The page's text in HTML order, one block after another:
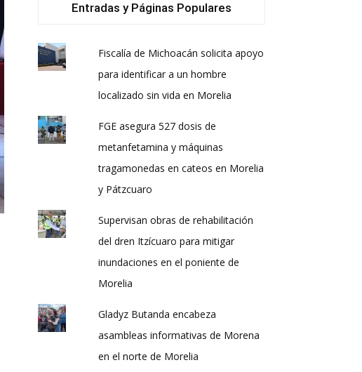
Entradas y Páginas Populares
Fiscalía de Michoacán solicita apoyo
para identificar a un hombre
localizado sin vida en Morelia
FGE asegura 527 dosis de
metanfetamina y máquinas
tragamonedas en cateos en Morelia
y Pátzcuaro
Supervisan obras de rehabilitación
del dren Itzícuaro para mitigar
inundaciones en el poniente de
Morelia
Gladyz Butanda encabeza
asambleas informativas de Morena
en el norte de Morelia